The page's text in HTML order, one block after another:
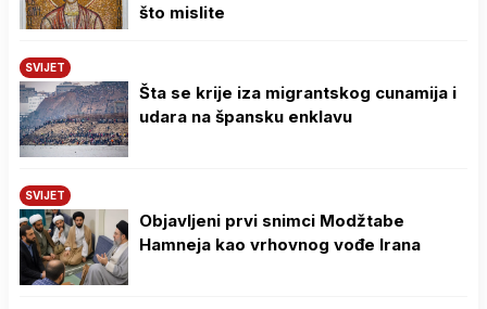
što mislite
SVIJET
Šta se krije iza migrantskog cunamija i
udara na špansku enklavu
SVIJET
Objavljeni prvi snimci Modžtabe
Hamneja kao vrhovnog vođe Irana